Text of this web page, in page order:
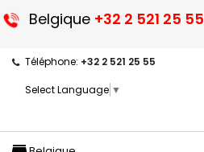
Belgique +32 2 521 25 55
Téléphone: +32 2 521 25 55
Select Language ▼